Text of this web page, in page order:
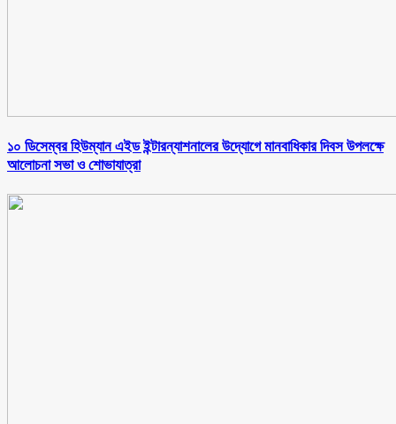
১০ ডিসেম্বর হিউম্যান এইড ইন্টারন্যাশনালের উদ্যোগে মানবাধিকার দিবস উপলক্ষে
আলোচনা সভা ও শোভাযাত্রা